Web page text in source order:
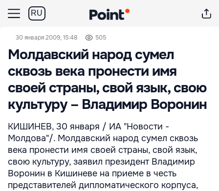
RU
30 января 2009, 15:48 505
Молдавский народ сумел
сквозь века пронести имя
своей страны, свой язык, свою
культуру – Владимир Воронин
КИШИНЕВ, 30 января / ИА "Новости -
Молдова"/. Молдавский народ сумел сквозь
века пронести имя своей страны, свой язык,
свою культуру, заявил президент Владимир
Воронин в Кишиневе на приеме в честь
представителей дипломатического корпуса,